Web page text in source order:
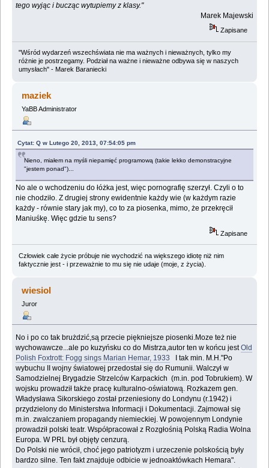
tego wyjąc i bucząc wytupiemy z klasy."
Marek Majewski
Zapisane
"Wśród wydarzeń wszechświata nie ma ważnych i nieważnych, tylko my
różnie je postrzegamy. Podział na ważne i nieważne odbywa się w naszych
umysłach" - Marek Baraniecki
maziek
YaBB Administrator
Cytat: Q w Lutego 20, 2013, 07:54:05 pm
Nieno, miałem na myśli niepamięć programową (takie lekko demonstracyjne
"jestem ponad")...
No ale o wchodzeniu do łóżka jest, więc pornografię szerzył. Czyli o to
nie chodziło. Z drugiej strony ewidentnie każdy wie (w każdym razie
każdy - równie stary jak my), co to za piosenka, mimo, że przekręcił
Maniuśkę. Więc gdzie tu sens?
Zapisane
Człowiek całe życie próbuje nie wychodzić na większego idiotę niż nim
faktycznie jest - i przeważnie to mu się nie udaje (moje, z życia).
wiesiol
Juror
No i po co tak brużdzić,są przecie piękniejsze piosenki.Moze też nie
wychowawcze...ale po kuzyńsku co do Mistrza,autor ten w końcu jestOld
Polish Foxtrott: Fogg sings Marian Hemar, 1933 I tak min. M.H."Po
wybuchu II wojny światowej przedostał się do Rumunii. Walczył w
Samodzielnej Brygadzie Strzelców Karpackich (m.in. pod Tobrukiem). W
wojsku prowadził także pracę kulturalno-oświatową. Rozkazem gen.
Władysława Sikorskiego został przeniesiony do Londynu (r.1942) i
przydzielony do Ministerstwa Informacji i Dokumentacji. Zajmował się
m.in. zwalczaniem propagandy niemieckiej. W powojennym Londynie
prowadził polski teatr. Współpracował z Rozgłośnią Polską Radia Wolna
Europa. W PRL był objęty cenzurą.
Do Polski nie wrócił, choć jego patriotyzm i urzeczenie polskością były
bardzo silne. Ten fakt znajduje odbicie w jednoaktówkach Hemara".